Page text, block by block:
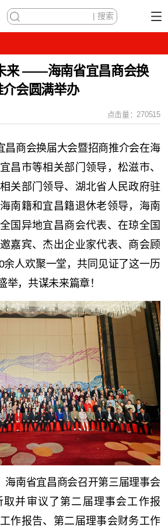
来 ——海南省宜昌商会换
会圆满举办
点击量：270515
昌商会换届大会暨招商推介会在海
昌市等相关部门领导，松滋市、
关部门领导、湖北省人民政府驻
南籍和宜昌籍退休老领导，海南
国异地宜昌商会代表、在琼全国
嘉宾、杰出企业家代表、商会顾
余人欢聚一堂，共同见证了这一历
举，共谋未来篇章！
海南省宜昌商会召开第三届理事会
并审议了第二届理事会工作报
作报告、第二届理事会财务工作